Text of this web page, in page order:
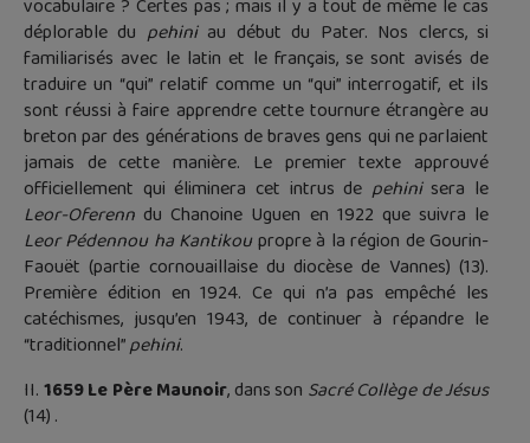
vocabulaire ? Certes pas ; mais il y a tout de même le cas
déplorable du pehiniau début du Pater. Nos clercs, si
familiarisés avec le latin et le français, se sont avisés de
traduire un “qui” relatif comme un “qui” interrogatif, et ils
sont réussi à faire apprendre cette tournure étrangère au
breton par des générations de braves gens qui ne parlaient
jamais de cette manière. Le premier texte approuvé
officiellement qui éliminera cet intrus de pehinisera le
Leor-Oferenn du Chanoine Uguen en 1922 que suivra le
Leor Pédennou ha Kantikou propre à la région de Gourin-
Faouët (partie cornouaillaise du diocèse de Vannes) (13).
Première édition en 1924. Ce qui n’a pas empêché les
catéchismes, jusqu’en 1943, de continuer à répandre le
“traditionnel”pehini.
II. 1659 Le Père Maunoir, dans son Sacré Collège de Jésus
(14) .